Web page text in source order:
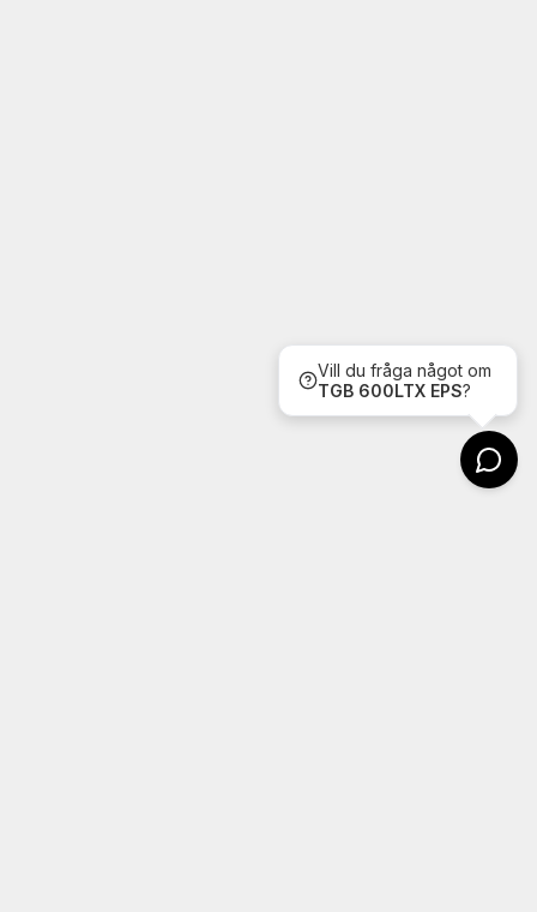
Vill du fråga något om
TGB 600LTX EPS?